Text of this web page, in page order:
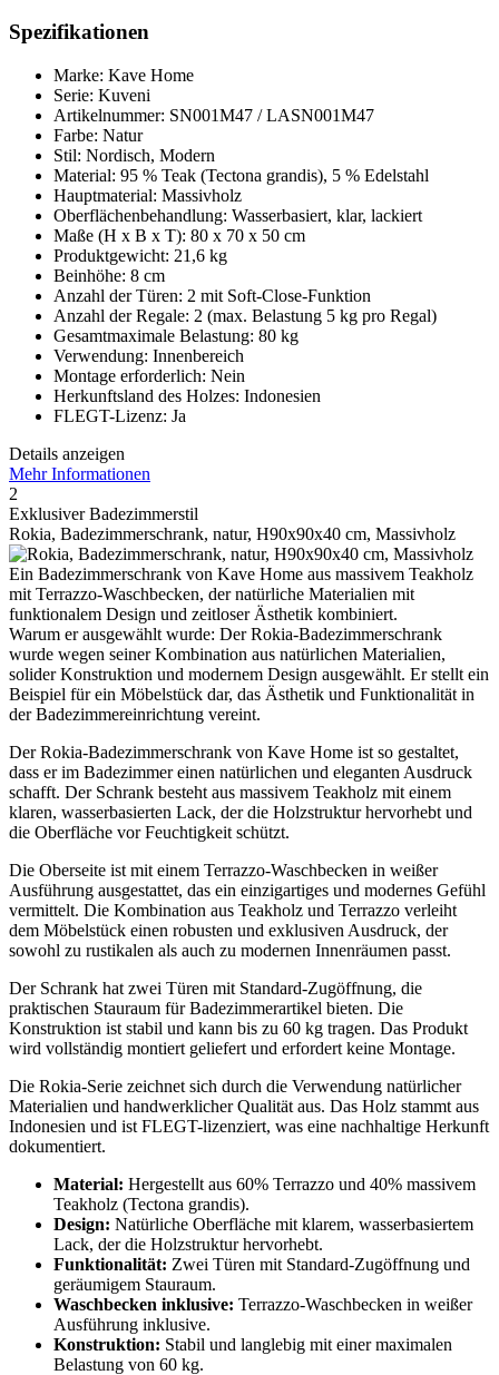
Spezifikationen
Marke: Kave Home
Serie: Kuveni
Artikelnummer: SN001M47 / LASN001M47
Farbe: Natur
Stil: Nordisch, Modern
Material: 95 % Teak (Tectona grandis), 5 % Edelstahl
Hauptmaterial: Massivholz
Oberflächenbehandlung: Wasserbasiert, klar, lackiert
Maße (H x B x T): 80 x 70 x 50 cm
Produktgewicht: 21,6 kg
Beinhöhe: 8 cm
Anzahl der Türen: 2 mit Soft-Close-Funktion
Anzahl der Regale: 2 (max. Belastung 5 kg pro Regal)
Gesamtmaximale Belastung: 80 kg
Verwendung: Innenbereich
Montage erforderlich: Nein
Herkunftsland des Holzes: Indonesien
FLEGT-Lizenz: Ja
Details anzeigen
Mehr Informationen
2
Exklusiver Badezimmerstil
Rokia, Badezimmerschrank, natur, H90x90x40 cm, Massivholz
Ein Badezimmerschrank von Kave Home aus massivem Teakholz
mit Terrazzo-Waschbecken, der natürliche Materialien mit
funktionalem Design und zeitloser Ästhetik kombiniert.
Warum er ausgewählt wurde: Der Rokia-Badezimmerschrank
wurde wegen seiner Kombination aus natürlichen Materialien,
solider Konstruktion und modernem Design ausgewählt. Er stellt ein
Beispiel für ein Möbelstück dar, das Ästhetik und Funktionalität in
der Badezimmereinrichtung vereint.
Der Rokia-Badezimmerschrank von Kave Home ist so gestaltet,
dass er im Badezimmer einen natürlichen und eleganten Ausdruck
schafft. Der Schrank besteht aus massivem Teakholz mit einem
klaren, wasserbasierten Lack, der die Holzstruktur hervorhebt und
die Oberfläche vor Feuchtigkeit schützt.
Die Oberseite ist mit einem Terrazzo-Waschbecken in weißer
Ausführung ausgestattet, das ein einzigartiges und modernes Gefühl
vermittelt. Die Kombination aus Teakholz und Terrazzo verleiht
dem Möbelstück einen robusten und exklusiven Ausdruck, der
sowohl zu rustikalen als auch zu modernen Innenräumen passt.
Der Schrank hat zwei Türen mit Standard-Zugöffnung, die
praktischen Stauraum für Badezimmerartikel bieten. Die
Konstruktion ist stabil und kann bis zu 60 kg tragen. Das Produkt
wird vollständig montiert geliefert und erfordert keine Montage.
Die Rokia-Serie zeichnet sich durch die Verwendung natürlicher
Materialien und handwerklicher Qualität aus. Das Holz stammt aus
Indonesien und ist FLEGT-lizenziert, was eine nachhaltige Herkunft
dokumentiert.
Material: Hergestellt aus 60% Terrazzo und 40% massivem
Teakholz (Tectona grandis).
Design: Natürliche Oberfläche mit klarem, wasserbasiertem
Lack, der die Holzstruktur hervorhebt.
Funktionalität: Zwei Türen mit Standard-Zugöffnung und
geräumigem Stauraum.
Waschbecken inklusive: Terrazzo-Waschbecken in weißer
Ausführung inklusive.
Konstruktion: Stabil und langlebig mit einer maximalen
Belastung von 60 kg.